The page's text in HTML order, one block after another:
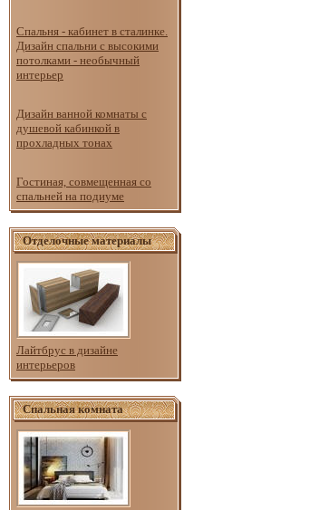
Спальня - кабинет в сталинке.
Дизайн спальни с высокими
потолками - необычный
интерьер
Дизайн ванной комнаты с
душевой кабинкой в
прохладных тонах
Гостиная, совмещенная со
спальней на подиуме
Отделочные материалы
Лайтбрус в дизайне
интерьеров
Спальная комната